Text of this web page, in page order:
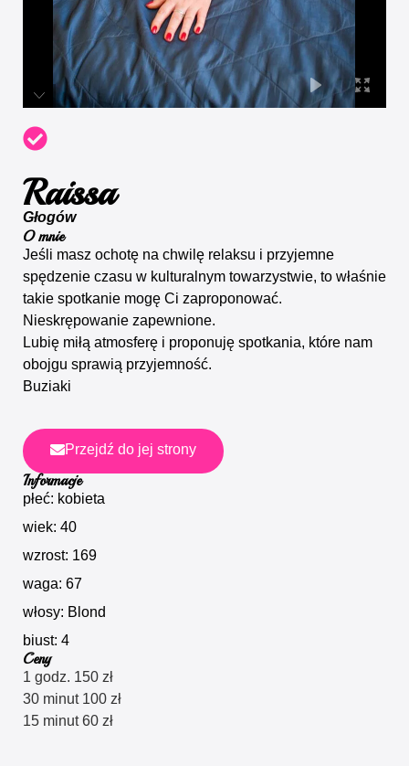
Raissa
Głogów
O mnie
Jeśli masz ochotę na chwilę relaksu i przyjemne
spędzenie czasu w kulturalnym towarzystwie, to właśnie
takie spotkanie mogę Ci zaproponować.
Nieskrępowanie zapewnione.
Lubię miłą atmosferę i proponuję spotkania, które nam
obojgu sprawią przyjemność.
Buziaki
Przejdź do jej strony
Informacje
płeć: kobieta
wiek: 40
wzrost: 169
waga: 67
włosy: Blond
biust: 4
Ceny
1 godz. 150 zł
30 minut 100 zł
15 minut 60 zł